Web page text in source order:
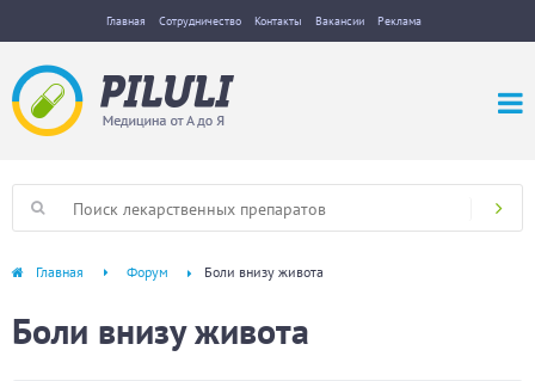
Главная Сотрудничество Контакты Вакансии Реклама
Главная Форум Боли внизу живота
Боли внизу живота